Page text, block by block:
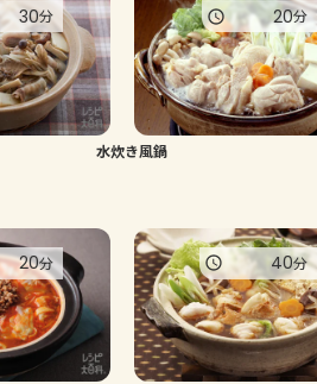
30分
水炊き風鍋
20分
20分 40分